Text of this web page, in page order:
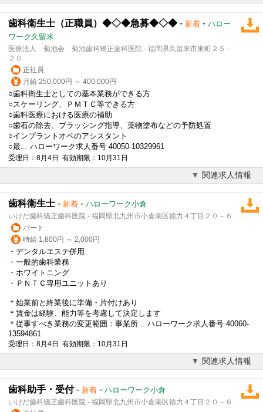
歯科衛生士（正職員）◆◇◆急募◆◇◆ - 新着 - ハロー
ワーク久留米
医療法人 菊池会 菊池歯科矯正歯科医院 - 福岡県久留米市東町２５－
２０
正社員
月給 250,000円 ～ 400,000円
○歯科衛生士としての基本業務ができる方
○スケーリング、ＰＭＴＣ等できる方
○歯科医療における医療の補助
○歯石の除去、ブラッシング指導、薬物塗布などの予防処置
○インプラントオペのアシスタント
○最... ハローワーク求人番号 40050-10329961
受理日：8月4日 有効期限：10月31日
関連求人情報
歯科衛生士 - 新着 - ハローワーク小倉
いけだ歯科矯正歯科医院 - 福岡県北九州市小倉南区徳力４丁目２０－６
パート
時給 1,800円 ～ 2,000円
・デンタルエステ併用
・一般的歯科業務
・ホワイトニング
・ＰＮＴＣ専用ユニットあり
＊始業前と終業後に準備・片付けあり
＊賃金は経験、能力等を考慮して決定します
＊従事すべき業務の変更範囲：事業所... ハローワーク求人番号 40060-
13594861
受理日：8月4日 有効期限：10月31日
関連求人情報
歯科助手・受付- 新着 - ハローワーク小倉
いけだ歯科矯正歯科医院 - 福岡県北九州市小倉南区徳力４丁目２０－６